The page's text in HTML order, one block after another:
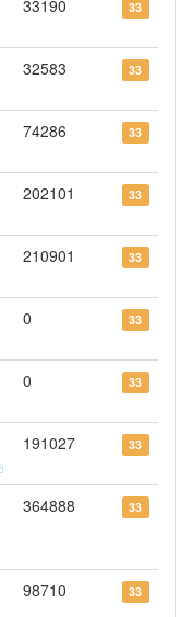
33190 33
32583 33
74286 33
202101 33
210901 33
0 33
0 33
191027 33
364888 33
98710 33